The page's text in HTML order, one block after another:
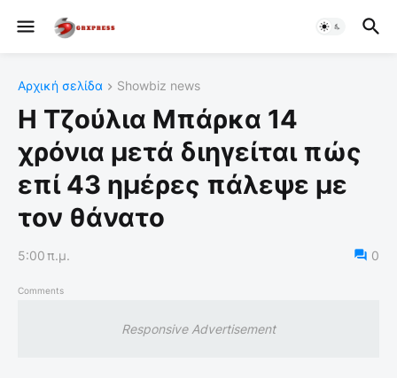
Αρχική σελίδα Showbiz news
Η Τζούλια Μπάρκα 14
χρόνια μετά διηγείται πώς
επί 43 ημέρες πάλεψε με
τον θάνατο
5:00 π.μ. 0
Comments
Responsive Advertisement